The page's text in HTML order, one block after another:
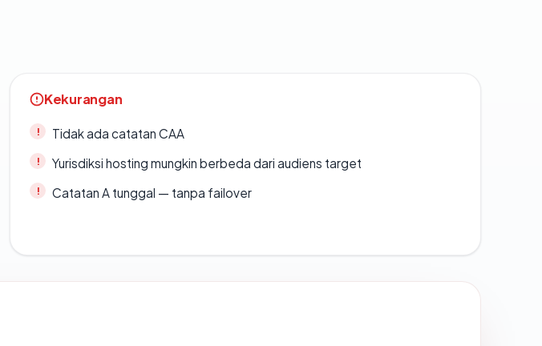
Kekurangan
Tidak ada catatan CAA
Yurisdiksi hosting mungkin berbeda dari audiens target
Catatan A tunggal — tanpa failover